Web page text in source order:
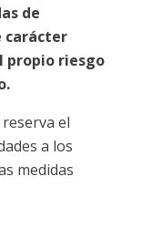
de
carácter
propio riesgo
el
a los
medidas